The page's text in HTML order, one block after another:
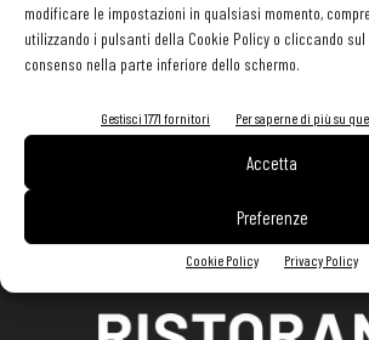
modificare le impostazioni in qualsiasi momento,
utilizzando i pulsanti della Cookie Policy o cliccando
consenso nella parte inferiore dello schermo.
Gestisci 1771 fornitori Per saperne di più su
Accetta
Preferenze
Cookie Policy Privacy Policy